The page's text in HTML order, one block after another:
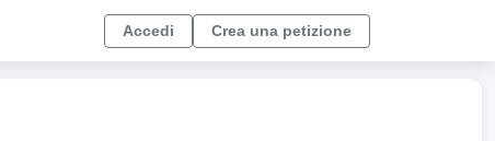
Accedi Crea una petizione